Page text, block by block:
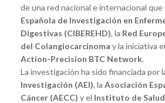
de una red nacional e internacional que
Española de Investigación en
Digestivas (CIBEREHD), la Red
del Colangiocarcinoma y la iniciativa
Action-Precision BTC Network.
La investigación ha sido financiada por
Investigación (AEI), la Asociación
Cáncer (AECC) y el Instituto de